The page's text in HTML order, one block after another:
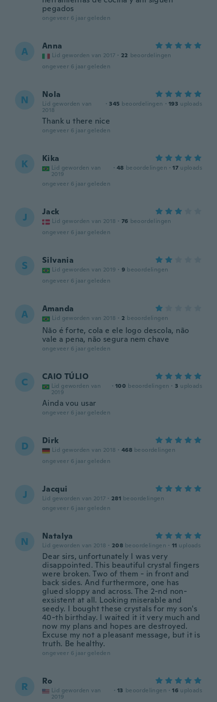
pegados
ongeveer 6 jaar geleden
A Anna
Lid geworden van 2017 · 22 beoordelingen
ongeveer 6 jaar geleden
N Nola
Lid geworden van
2018
· 345 beoordelingen · 193 uploads
Thank u there nice
ongeveer 6 jaar geleden
K Kika
Lid geworden van
2019
· 48 beoordelingen · 17 uploads
ongeveer 6 jaar geleden
J Jack
Lid geworden van 2018 · 76 beoordelingen
ongeveer 6 jaar geleden
S Silvania
Lid geworden van 2019 · 9 beoordelingen
ongeveer 6 jaar geleden
A Amanda
Lid geworden van 2018 · 2 beoordelingen
Não é forte, cola e ele logo descola, não
vale a pena, não segura nem chave
ongeveer 6 jaar geleden
C CAIO TÚLIO
Lid geworden van
2019
· 100 beoordelingen · 3 uploads
Ainda vou usar
ongeveer 6 jaar geleden
D Dirk
Lid geworden van 2018 · 468 beoordelingen
ongeveer 6 jaar geleden
J Jacqui
Lid geworden van 2017 · 281 beoordelingen
ongeveer 6 jaar geleden
N Natalya
Lid geworden van 2018 · 208 beoordelingen · 11 uploads
Dear sirs, unfortunately I was very
disappointed. This beautiful crystal fingers
were broken. Two of them - in front and
back sides. And furthermore, one has
glued sloppy and across. The 2-nd non-
exsistent at all. Looking miserable and
seedy. I bought these crystals for my son's
40-th birthday. I waited it it very much and
now my plans and hopes are destroyed.
Excuse my not a pleasant message, but it is
truth. Be healthy.
ongeveer 6 jaar geleden
R Ro
Lid geworden van
2019
· 13 beoordelingen · 16 uploads